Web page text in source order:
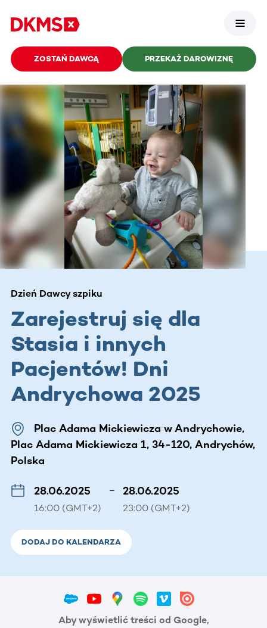
ZOSTAŃ DAWCĄ PRZEKAŻ DAROWIZNĘ
Dzień Dawcy szpiku
Zarejestruj się dla
Stasia i innych
Pacjentów! Dni
Andrychowa 2025
Plac Adama Mickiewicza w Andrychowie,
Plac Adama Mickiewicza 1, 34-120, Andrychów,
Polska
28.06.2025
16:00 (GMT+2)
– 28.06.2025
23:00 (GMT+2)
DODAJ DO KALENDARZA
Aby wyświetlić treści od Google,